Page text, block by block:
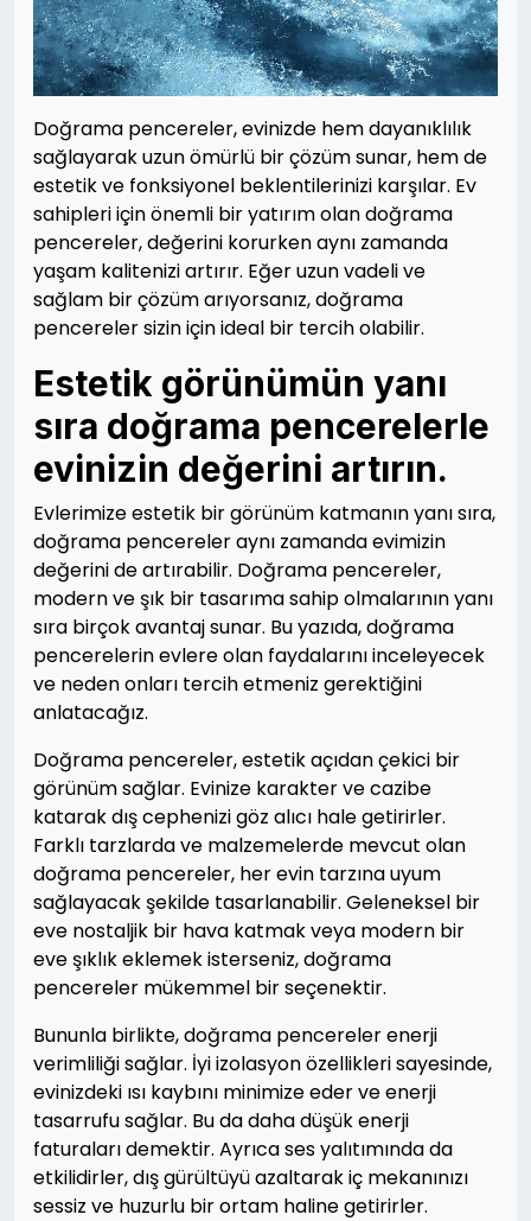
Doğrama pencereler, evinizde hem dayanıklılık
sağlayarak uzun ömürlü bir çözüm sunar, hem de
estetik ve fonksiyonel beklentilerinizi karşılar. Ev
sahipleri için önemli bir yatırım olan doğrama
pencereler, değerini korurken aynı zamanda
yaşam kalitenizi artırır. Eğer uzun vadeli ve
sağlam bir çözüm arıyorsanız, doğrama
pencereler sizin için ideal bir tercih olabilir.
Estetik görünümün yanı
sıra doğrama pencerelerle
evinizin değerini artırın.
Evlerimize estetik bir görünüm katmanın yanı sıra,
doğrama pencereler aynı zamanda evimizin
değerini de artırabilir. Doğrama pencereler,
modern ve şık bir tasarıma sahip olmalarının yanı
sıra birçok avantaj sunar. Bu yazıda, doğrama
pencerelerin evlere olan faydalarını inceleyecek
ve neden onları tercih etmeniz gerektiğini
anlatacağız.
Doğrama pencereler, estetik açıdan çekici bir
görünüm sağlar. Evinize karakter ve cazibe
katarak dış cephenizi göz alıcı hale getirirler.
Farklı tarzlarda ve malzemelerde mevcut olan
doğrama pencereler, her evin tarzına uyum
sağlayacak şekilde tasarlanabilir. Geleneksel bir
eve nostaljik bir hava katmak veya modern bir
eve şıklık eklemek isterseniz, doğrama
pencereler mükemmel bir seçenektir.
Bununla birlikte, doğrama pencereler enerji
verimliliği sağlar. İyi izolasyon özellikleri sayesinde,
evinizdeki ısı kaybını minimize eder ve enerji
tasarrufu sağlar. Bu da daha düşük enerji
faturaları demektir. Ayrıca ses yalıtımında da
etkilidirler, dış gürültüyü azaltarak iç mekanınızı
sessiz ve huzurlu bir ortam haline getirirler.